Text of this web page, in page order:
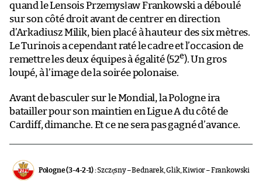
quand le Lensois Przemysław Frankowski a déboulé
sur son côté droit avant de centrer en direction
d’Arkadiusz Milik, bien placé à hauteur des six mètres.
Le Turinois a cependant raté le cadre et l’occasion de
remettre les deux équipes à égalité (52e). Un gros
loupé, à l’image de la soirée polonaise.
Avant de basculer sur le Mondial, la Pologne ira
batailler pour son maintien en Ligue A du côté de
Cardiff, dimanche. Et ce ne sera pas gagné d’avance.
Pologne (3-4-2-1) :Szczęsny – Bednarek, Glik, Kiwior – Frankowski